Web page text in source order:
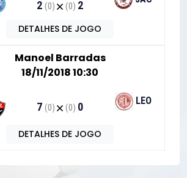
2 (0) (0) 2
DETALHES DE JOGO
Manoel Barradas
18/11/2018 10:30
7 (0) (0) 0 LEO
DETALHES DE JOGO